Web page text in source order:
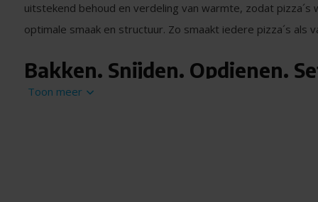
uitstekend behoud en verdeling van warmte, zodat pizza´s
optimale smaak en structuur. Zo smaakt iedere pizza´s als
Bakken. Snijden. Opdienen.
Toon meer